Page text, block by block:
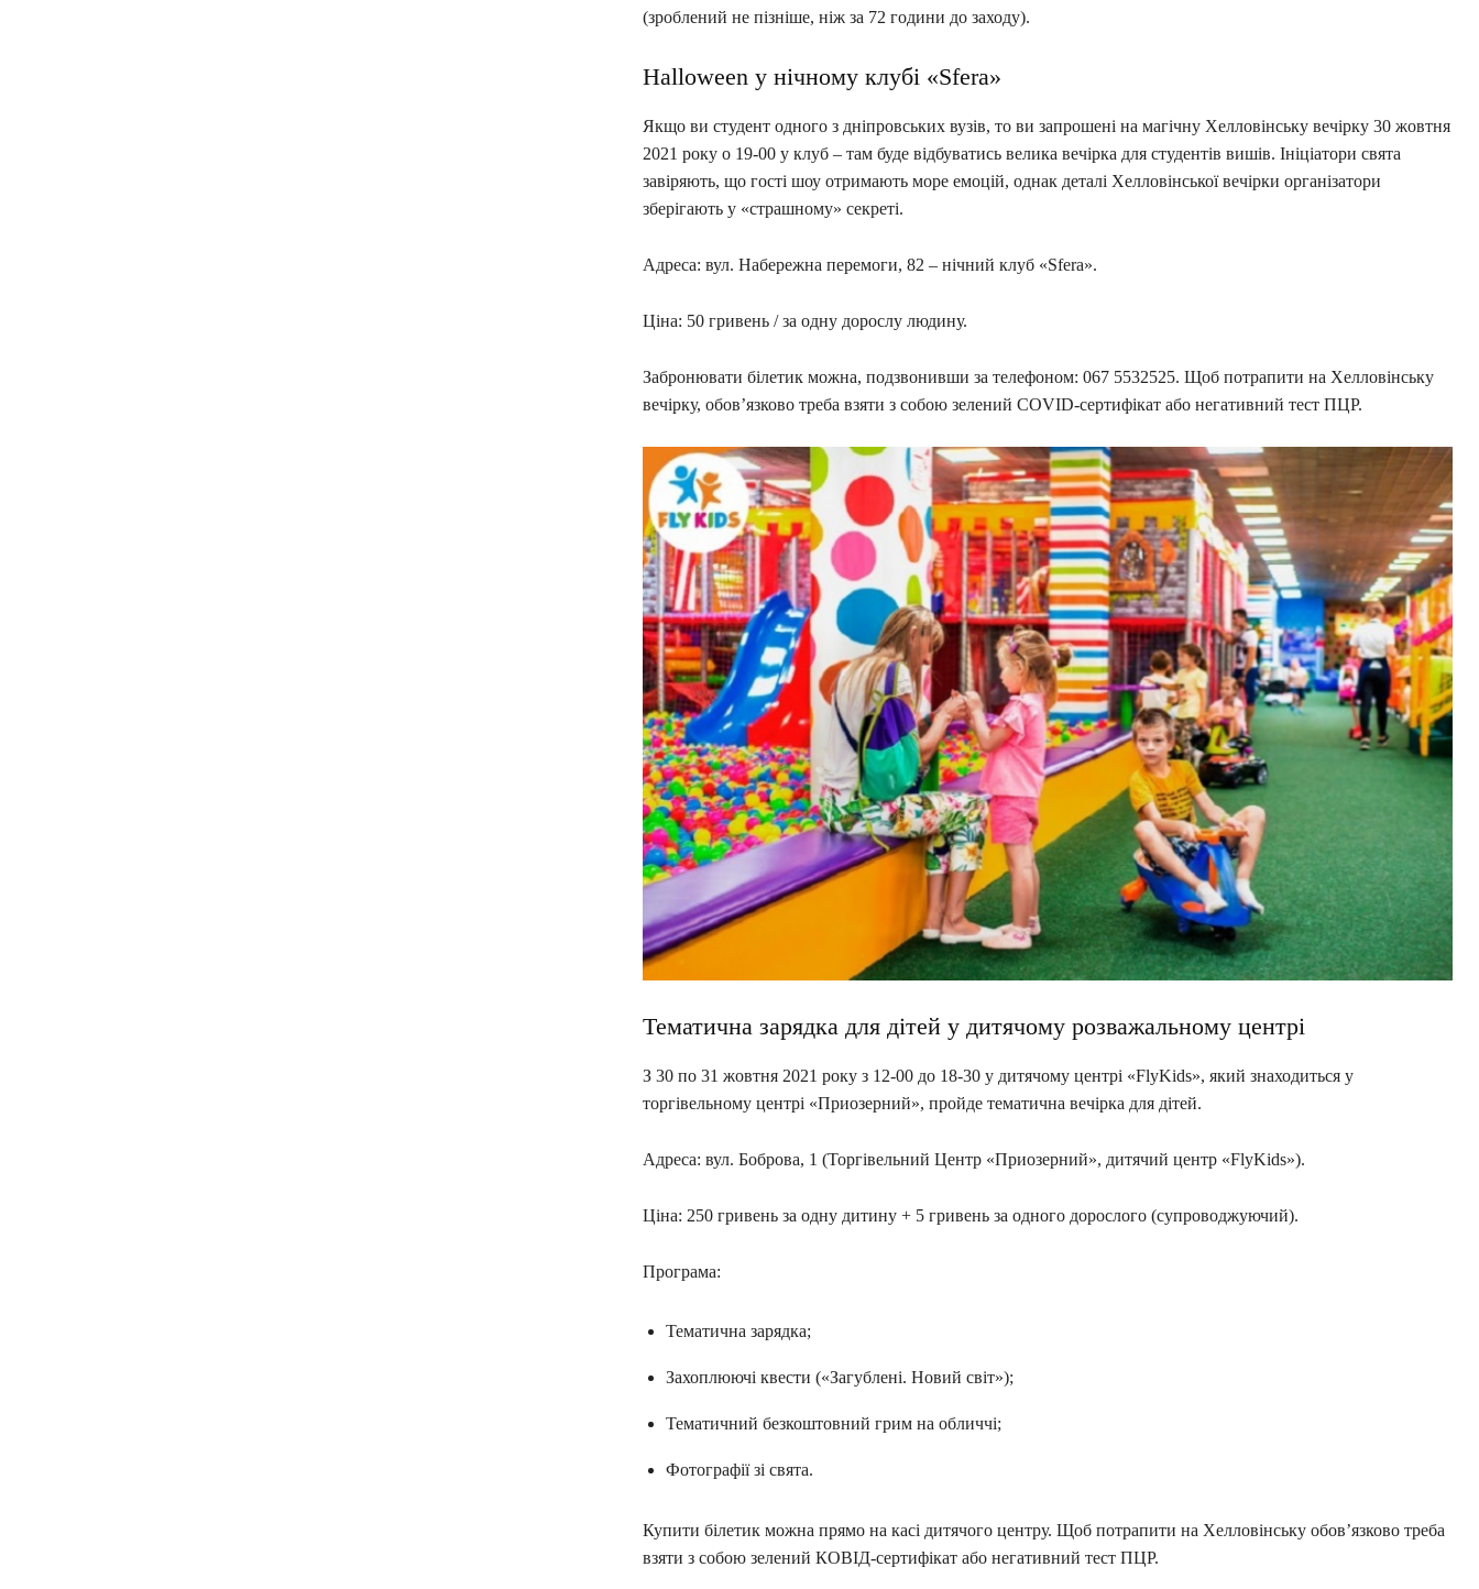
(зроблений не пізніше, ніж за 72 години до заходу).
Halloween у нічному клубі «Sfera»
Якщо ви студент одного з дніпровських вузів, то ви запрошені на магічну Хелловінську вечірку 30 жовтня
2021 року о 19-00 у клуб – там буде відбуватись велика вечірка для студентів вишів. Ініціатори свята
завіряють, що гості шоу отримають море емоцій, однак деталі Хелловінської вечірки організатори
зберігають у «страшному» секреті.
Адреса: вул. Набережна перемоги, 82 – нічний клуб «Sfera».
Ціна: 50 гривень / за одну дорослу людину.
Забронювати білетик можна, подзвонивши за телефоном: 067 5532525. Щоб потрапити на Хелловінську
вечірку, обов’язково треба взяти з собою зелений COVID-сертифікат або негативний тест ПЦР.
Тематична зарядка для дітей у дитячому розважальному центрі
З 30 по 31 жовтня 2021 року з 12-00 до 18-30 у дитячому центрі «FlyKids», який знаходиться у
торгівельному центрі «Приозерний», пройде тематична вечірка для дітей.
Адреса: вул. Боброва, 1 (Торгівельний Центр «Приозерний», дитячий центр «FlyKids»).
Ціна: 250 гривень за одну дитину + 5 гривень за одного дорослого (супроводжуючий).
Програма:
Тематична зарядка;
Захоплюючі квести («Загублені. Новий світ»);
Тематичний безкоштовний грим на обличчі;
Фотографії зі свята.
Купити білетик можна прямо на касі дитячого центру. Щоб потрапити на Хелловінську обов’язково треба
взяти з собою зелений КОВІД-сертифікат або негативний тест ПЦР.